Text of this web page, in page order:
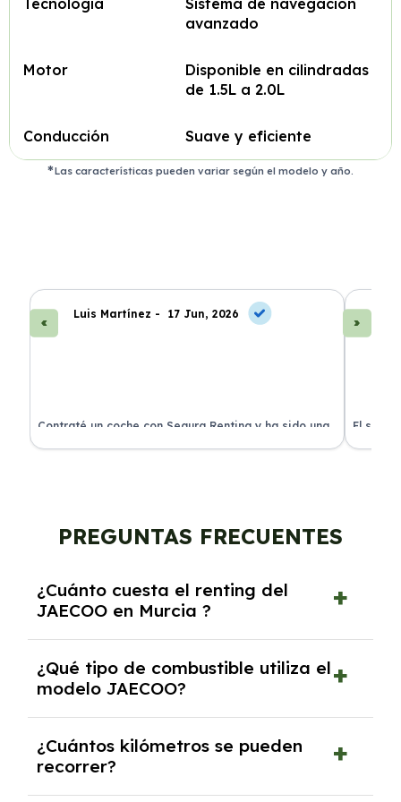
avanzado
Motor
Disponible en cilindradas
de 1.5L a 2.0L
Conducción Suave y eficiente
Las características pueden variar según el modelo y año.
Luis Martínez - 17 Jun, 2026
Contraté un coche con Segura Renting y ha sido una
experiencia fantástica. Todo incluido y sin sorpresas.
El
proceso
PREGUNTAS FRECUENTES
¿Cuánto cuesta el renting del
JAECOO en Murcia ?
Murcia es de 373€ a 947€ al mes.
¿Qué tipo de combustible utiliza el
modelo JAECOO?
Híbrido, Híbrido enchufable.
¿Cuántos kilómetros se pueden
recorrer?